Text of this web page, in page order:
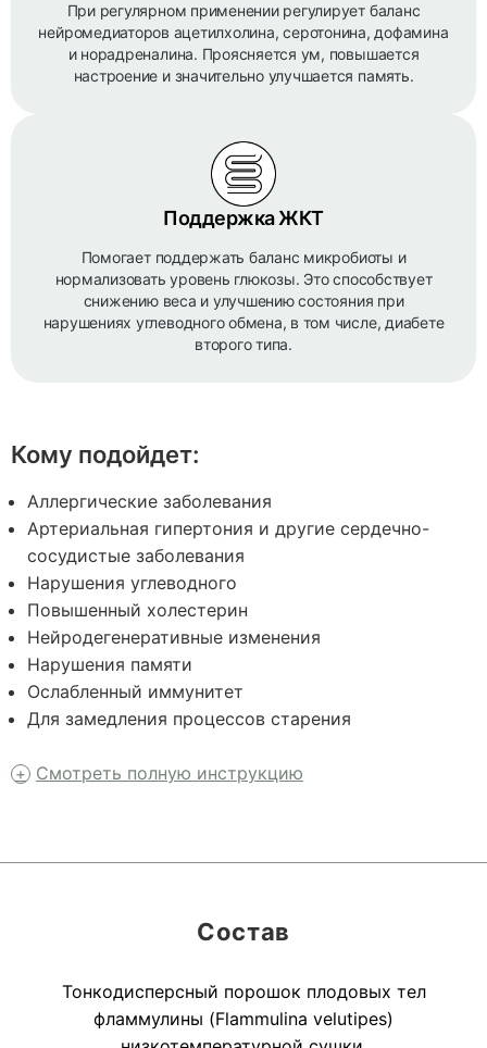
При регулярном применении регулирует баланс
нейромедиаторов ацетилхолина, серотонина, дофамина
и норадреналина. Проясняется ум, повышается
настроение и значительно улучшается память.
Поддержка ЖКТ
Помогает поддержать баланс микробиоты и
нормализовать уровень глюкозы. Это способствует
снижению веса и улучшению состояния при
нарушениях углеводного обмена, в том числе, диабете
второго типа.
Кому подойдет:
Аллергические заболевания
Артериальная гипертония и другие сердечно-
сосудистые заболевания
Нарушения углеводного
Повышенный холестерин
Нейродегенеративные изменения
Нарушения памяти
Ослабленный иммунитет
Для замедления процессов старения
Смотреть полную инструкцию
Состав
Тонкодисперсный порошок плодовых тел
фламмулины (Flammulina velutipes)